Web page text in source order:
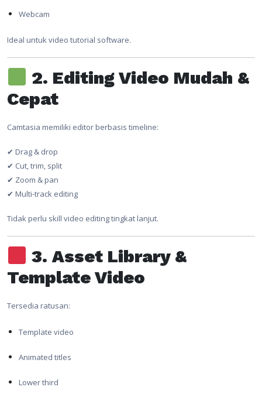
Webcam
Ideal untuk video tutorial software.
2. Editing Video Mudah &
Cepat
Camtasia memiliki editor berbasis timeline:
✔ Drag & drop
✔ Cut, trim, split
✔ Zoom & pan
✔ Multi-track editing
Tidak perlu skill video editing tingkat lanjut.
3. Asset Library &
Template Video
Tersedia ratusan:
Template video
Animated titles
Lower third